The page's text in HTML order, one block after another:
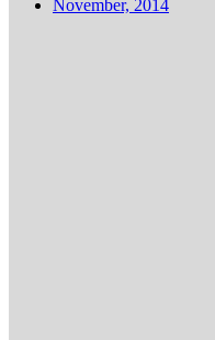
November, 2014